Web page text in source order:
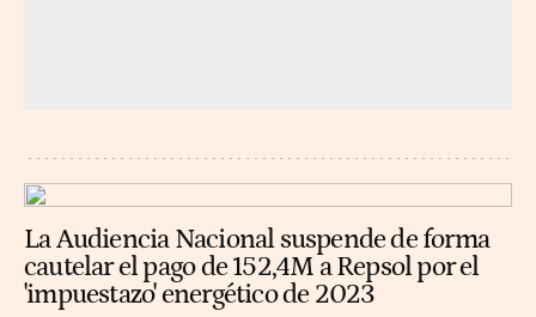
La Audiencia Nacional suspende de forma
cautelar el pago de 152,4M a Repsol por el
'impuestazo' energético de 2023